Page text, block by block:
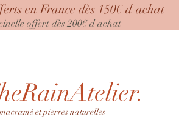
en France dès 150€ d'achat
offert dès 200€ d'achat
et pierres naturelles